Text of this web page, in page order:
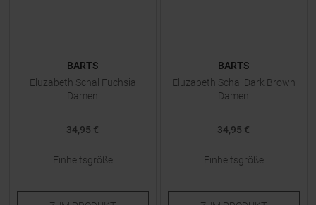
BARTS
Eluzabeth Schal Fuchsia
Damen
34,95 €
Einheitsgröße
BARTS
Eluzabeth Schal Dark Brown
Damen
34,95 €
Einheitsgröße